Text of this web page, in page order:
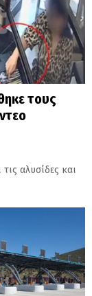
τους
αλυσίδες και